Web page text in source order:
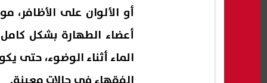
أو الألوان على
أعضاء الطهارة بشكل
الماء أثناء الوضوء، حتى